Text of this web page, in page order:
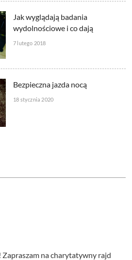
Jak wyglądają badania
wydolnościowe i co dają
7 lutego 2018
Bezpieczna jazda nocą
18 stycznia 2020
Zapraszam na charytatywny rajd